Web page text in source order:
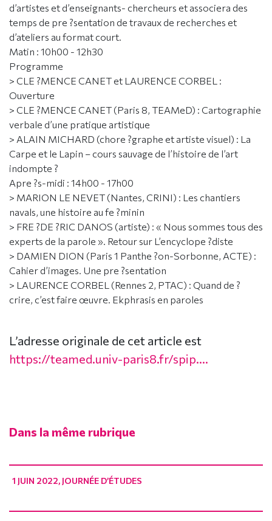
d’artistes et d’enseignants- chercheurs et associera des
temps de pre ?sentation de travaux de recherches et
d’ateliers au format court.
Matin : 10h00 - 12h30
Programme
> CLE ?MENCE CANET et LAURENCE CORBEL :
Ouverture
> CLE ?MENCE CANET (Paris 8, TEAMeD) : Cartographie
verbale d’une pratique artistique
> ALAIN MICHARD (chore ?graphe et artiste visuel) : La
Carpe et le Lapin – cours sauvage de l’histoire de l’art
indompte ?
Apre ?s-midi : 14h00 - 17h00
> MARION LE NEVET (Nantes, CRINI) : Les chantiers
navals, une histoire au fe ?minin
> FRE ?DE ?RIC DANOS (artiste) : « Nous sommes tous des
experts de la parole ». Retour sur L’encyclope ?diste
> DAMIEN DION (Paris 1 Panthe ?on-Sorbonne, ACTE) :
Cahier d’images. Une pre ?sentation
> LAURENCE CORBEL (Rennes 2, PTAC) : Quand de ?
crire, c’est faire œuvre. Ekphrasis en paroles
L’adresse originale de cet article est
https://teamed.univ-paris8.fr/spip....
Dans la même rubrique
1 JUIN 2022, JOURNÉE D’ÉTUDES